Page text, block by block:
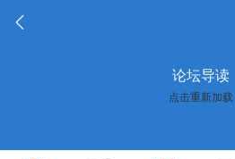
论坛导读
点击重新加载